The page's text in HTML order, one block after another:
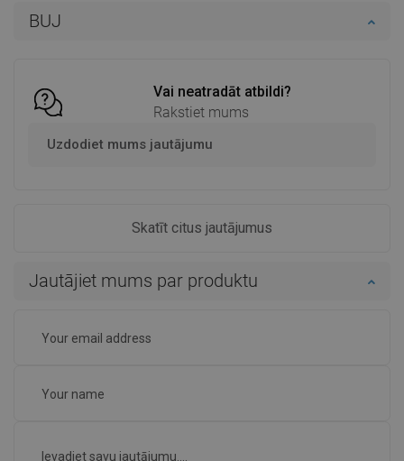
BUJ
Vai neatradāt atbildi?
Rakstiet mums
Uzdodiet mums jautājumu
Skatīt citus jautājumus
Jautājiet mums par produktu